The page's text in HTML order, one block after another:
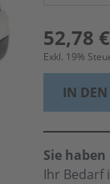
52,78 €
Exkl. 19%
IN
Sie
Ihr Bedarf